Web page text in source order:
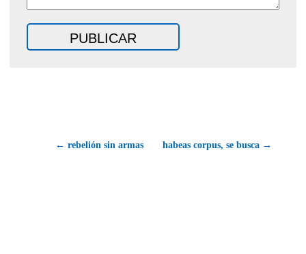
← rebelión sin armas habeas corpus, se busca →